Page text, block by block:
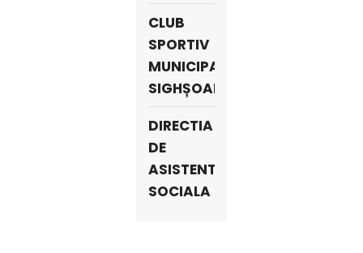
CLUB
SPORTIV
MUNICIPAL
SIGHȘOARA
DIRECTIA
DE
ASISTENTA
SOCIALA